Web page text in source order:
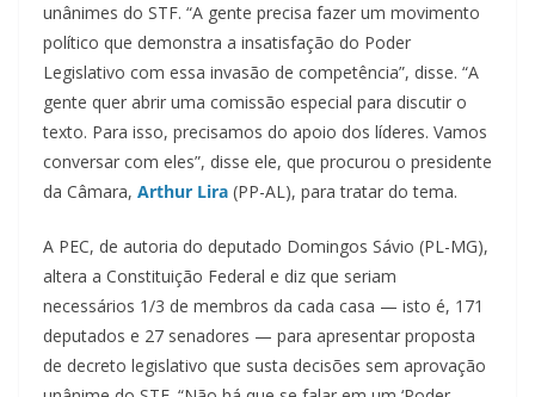
unânimes do STF. “A gente precisa fazer um movimento
político que demonstra a insatisfação do Poder
Legislativo com essa invasão de competência”, disse. “A
gente quer abrir uma comissão especial para discutir o
texto. Para isso, precisamos do apoio dos líderes. Vamos
conversar com eles”, disse ele, que procurou o presidente
da Câmara, Arthur Lira (PP-AL), para tratar do tema.
A PEC, de autoria do deputado Domingos Sávio (PL-MG),
altera a Constituição Federal e diz que seriam
necessários 1/3 de membros da cada casa — isto é, 171
deputados e 27 senadores — para apresentar proposta
de decreto legislativo que susta decisões sem aprovação